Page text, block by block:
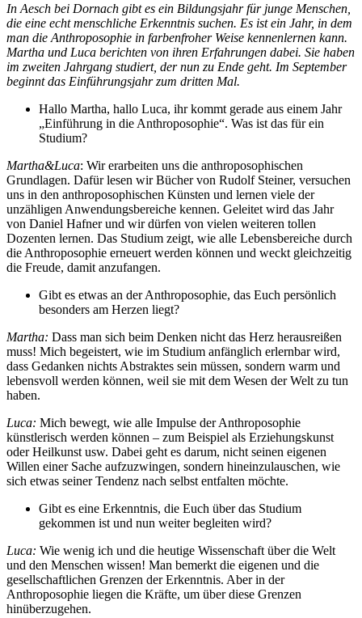
In Aesch bei Dornach gibt es ein Bildungsjahr für junge Menschen,
die eine echt menschliche Erkenntnis suchen. Es ist ein Jahr, in dem
man die Anthroposophie in farbenfroher Weise kennenlernen kann.
Martha und Luca berichten von ihren Erfahrungen dabei. Sie haben
im zweiten Jahrgang studiert, der nun zu Ende geht. Im September
beginnt das Einführungsjahr zum dritten Mal.
Hallo Martha, hallo Luca, ihr kommt gerade aus einem Jahr
„Einführung in die Anthroposophie“. Was ist das für ein
Studium?
Martha&Luca: Wir erarbeiten uns die anthroposophischen
Grundlagen. Dafür lesen wir Bücher von Rudolf Steiner, versuchen
uns in den anthroposophischen Künsten und lernen viele der
unzähligen Anwendungsbereiche kennen. Geleitet wird das Jahr
von Daniel Hafner und wir dürfen von vielen weiteren tollen
Dozenten lernen. Das Studium zeigt, wie alle Lebensbereiche durch
die Anthroposophie erneuert werden können und weckt gleichzeitig
die Freude, damit anzufangen.
Gibt es etwas an der Anthroposophie, das Euch persönlich
besonders am Herzen liegt?
Martha: Dass man sich beim Denken nicht das Herz herausreißen
muss! Mich begeistert, wie im Studium anfänglich erlernbar wird,
dass Gedanken nichts Abstraktes sein müssen, sondern warm und
lebensvoll werden können, weil sie mit dem Wesen der Welt zu tun
haben.
Luca: Mich bewegt, wie alle Impulse der Anthroposophie
künstlerisch werden können – zum Beispiel als Erziehungskunst
oder Heilkunst usw. Dabei geht es darum, nicht seinen eigenen
Willen einer Sache aufzuzwingen, sondern hineinzulauschen, wie
sich etwas seiner Tendenz nach selbst entfalten möchte.
Gibt es eine Erkenntnis, die Euch über das Studium
gekommen ist und nun weiter begleiten wird?
Luca: Wie wenig ich und die heutige Wissenschaft über die Welt
und den Menschen wissen! Man bemerkt die eigenen und die
gesellschaftlichen Grenzen der Erkenntnis. Aber in der
Anthroposophie liegen die Kräfte, um über diese Grenzen
hinüberzugehen.